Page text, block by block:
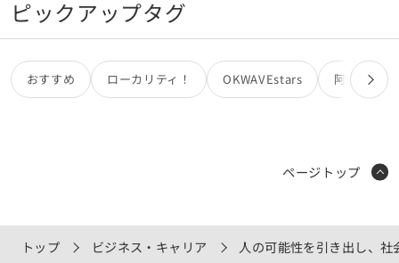
集したゴミの投入量や利用状況などを分析し、環境美化やゴ
ミ収集計画の改善に活用できる統計データとして自治体へ提
供することで、データの提供料を得る。この収益をスマート
ゴミ箱の維持・管理費やシステム運営費に充てる。この仕組
みにより、利用者は特典を受けながら適切にゴミを分別し、
ではありませんが、もしこのゴミ箱が実現したら、店舗関係
です。 長文すみません。
ピックアップタグ
おすすめ ローカリティ！ OKWAVEstars 阿部亮
トップ ビジネス・キャリア 人の可能性を引き出し、
ページトップ